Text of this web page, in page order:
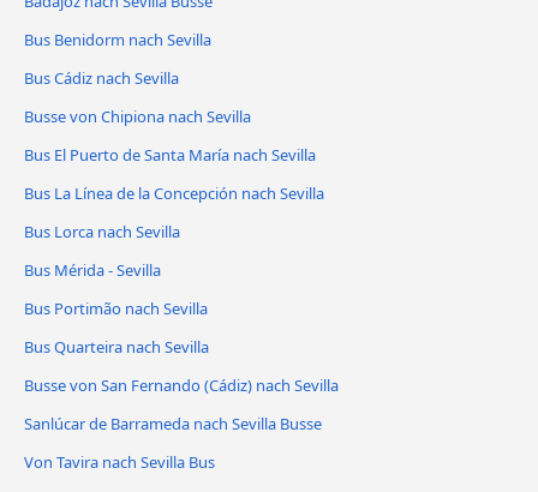
Bus Benidorm nach Sevilla
Bus Cádiz nach Sevilla
Busse von Chipiona nach Sevilla
Bus El Puerto de Santa María nach Sevilla
Bus La Línea de la Concepción nach Sevilla
Bus Lorca nach Sevilla
Bus Mérida - Sevilla
Bus Portimão nach Sevilla
Bus Quarteira nach Sevilla
Busse von San Fernando (Cádiz) nach Sevilla
Sanlúcar de Barrameda nach Sevilla Busse
Von Tavira nach Sevilla Bus